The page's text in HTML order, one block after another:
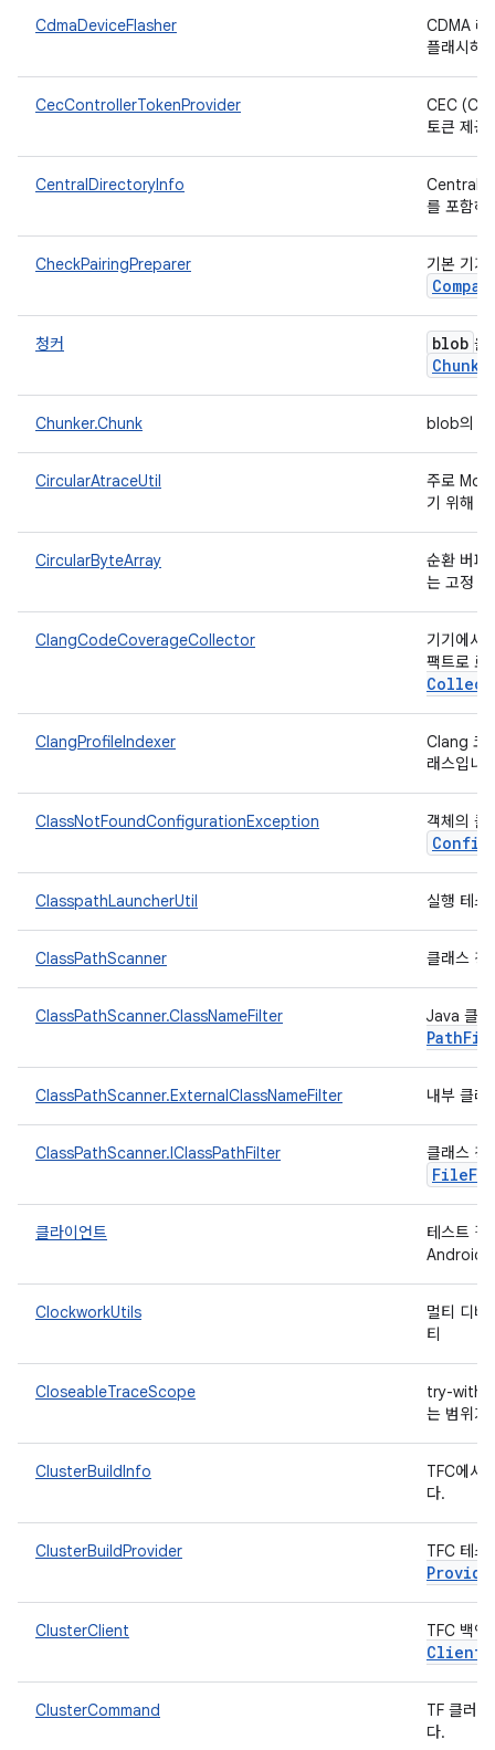
CdmaDeviceFlasher
CDMA 라
플래시하
CecControllerTokenProvider
CEC
토큰 제
CentralDirectoryInfo
를 포함하
CheckPairingPreparer 기본 기기
청커 blob 을
Chunk
Chunker.Chunk blob의
CircularAtraceUtil
주로
기 위해
CircularByteArray
순환 버퍼
는 고정
ClangCodeCoverageCollector
기기에서
팩트로 로
ClangProfileIndexer
Clang 코
래스입니
ClassNotFoundConfigurationException 객체의 클
ClasspathLauncherUtil 실행 테스
ClassPathScanner 클래스 경
ClassPathScanner.ClassNameFilter Java 클
Path
ClassPathScanner.ExternalClassNameFilter 내부 클
ClassPathScanner.IClassPathFilter 클래스 경
클라이언트
테스트 결
Android
ClockworkUtils
멀티 디바
티
CloseableTraceScope
try-with-
는 범위가
ClusterBuildInfo
TFC에서
다.
ClusterBuildProvider TFC 테스
ClusterClient TFC 백엔
Client
ClusterCommand
TF 클러
다.